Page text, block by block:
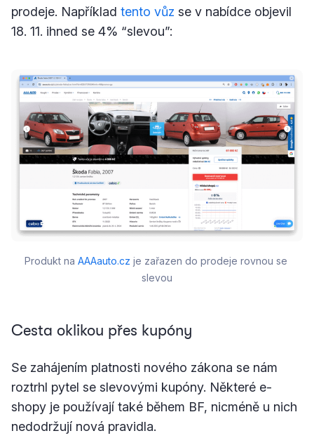
prodeje. Například tento vůz se v nabídce objevil
18. 11. ihned se 4% “slevou”:
Produkt na AAAauto.cz je zařazen do prodeje rovnou se
slevou
Cesta oklikou přes kupóny
Se zahájením platnosti nového zákona se nám
roztrhl pytel se slevovými kupóny. Některé e-
shopy je používají také během BF, nicméně u nich
nedodržují nová pravidla.